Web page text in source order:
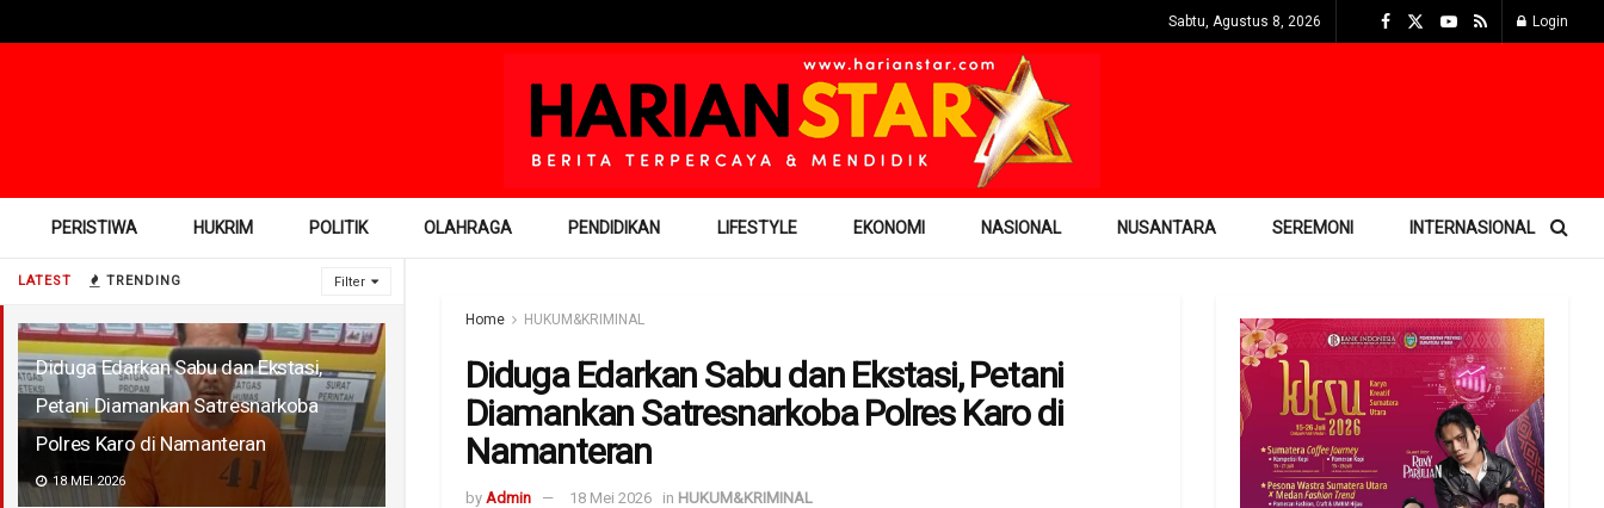
LATEST TRENDING Filter
Diduga Edarkan Sabu dan Ekstasi,
Petani Diamankan Satresnarkoba
Polres Karo di Namanteran
18 MEI 2026
Sabtu, Agustus 8, 2026 Login
PERISTIWA HUKRIM POLITIK OLAHRAGA PENDIDIKAN LIFESTYLE EKONOMI NASIONAL NUSANTARA SEREMONI INTERNASIONAL
Home HUKUM&KRIMINAL
Diduga Edarkan Sabu dan Ekstasi, Petani
Diamankan Satresnarkoba Polres Karo di
Namanteran
by Admin 18 Mei 2026 in HUKUM&KRIMINAL